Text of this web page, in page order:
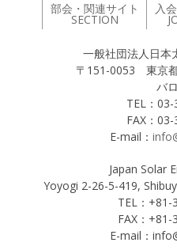
部会・関連サイト
SECTION
入
一般社団法人日本
〒151-0053 東京
バロール
TEL：
FAX：
E-mail：
Japan Solar
Yoyogi 2-26-5-419,
TEL：+81-
FAX：
E-mail：